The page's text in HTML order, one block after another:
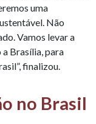
uma
Não
Vamos levar a
Brasília, para
finalizou.
no Brasil